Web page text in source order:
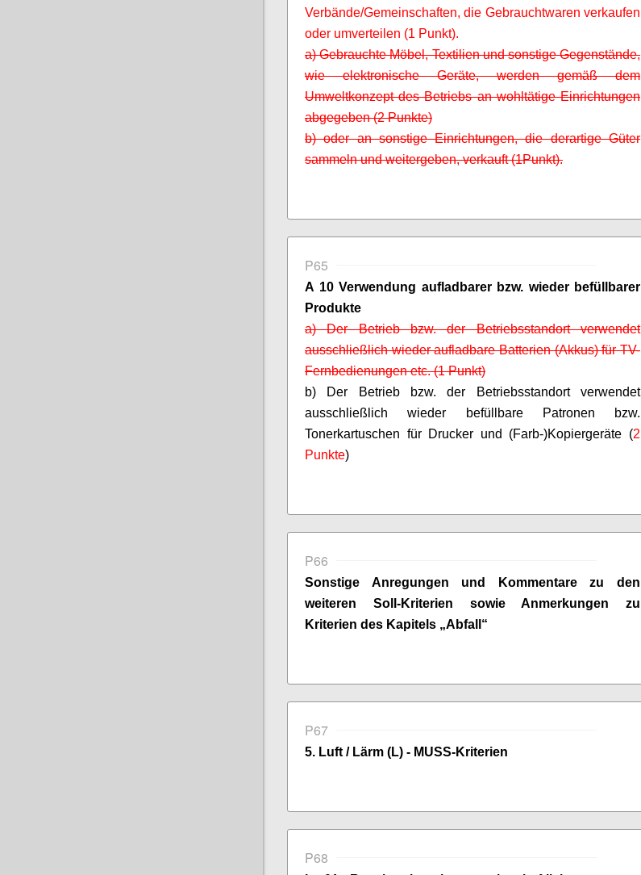
Verbände/Gemeinschaften, die Gebrauchtwaren verkaufen
oder umverteilen (1 Punkt).
a) Gebrauchte Möbel, Textilien und sonstige Gegenstände,
wie elektronische Geräte, werden gemäß dem
Umweltkonzept des Betriebs an wohltätige Einrichtungen
abgegeben (2 Punkte)
b) oder an sonstige Einrichtungen, die derartige Güter
sammeln und weitergeben, verkauft (1Punkt).
P65
A 10 Verwendung aufladbarer bzw. wieder befüllbarer
Produkte
a) Der Betrieb bzw. der Betriebsstandort verwendet
ausschließlich wieder aufladbare Batterien (Akkus) für TV-
Fernbedienungen etc. (1 Punkt)
b) Der Betrieb bzw. der Betriebsstandort verwendet
ausschließlich wieder
befüllbarePatronen bzw.
Tonerkartuschen für Drucker und (Farb-)Kopiergeräte (2
Punkte)
P66
Sonstige Anregungen und Kommentare zu den
weiteren Soll-Kriterien sowie Anmerkungen zu
Kriterien des Kapitels „Abfall “
P67
5. Luft / Lärm (L) - MUSS-Kriterien
P68